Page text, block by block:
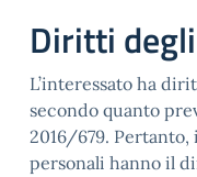
Diritti
L’interessato ha
secondo quanto
2016/679.
personali hanno il